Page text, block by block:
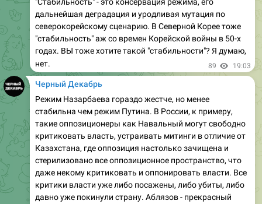
дальнейшая деградация и уродливая мутация по
северокорейскому сценарию. В Северной Корее тоже
"стабильность" аж со времен Корейской войны в 50-х
годах. ВЫ тоже хотите такой "стабильности"? Я думаю,
нет.
89 19:03
Черный Декабрь
Режим Назарбаева гораздо жестче, но менее
стабильна чем режим Путина. В России, к примеру,
такие оппозиционеры как Навальный могут свободно
критиковать власть, устраивать митинги в отличие от
Казахстана, где оппозиция настолько зачищена и
стерилизовано все оппозиционное пространство, что
даже некому критиковать и оппонировать власти. Все
критики власти уже либо посажены, либо убиты, либо
давно уже покинули страну. Аблязов - прекрасный